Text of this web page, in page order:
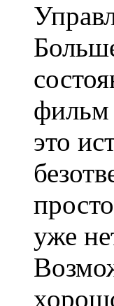
фильм
это
уже